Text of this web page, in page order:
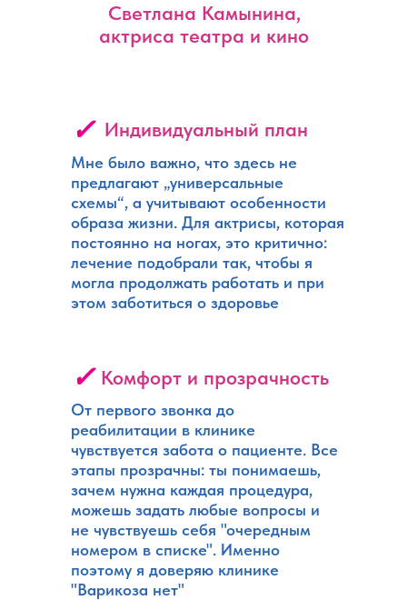
✓ Индивидуальный план
Мне было важно, что здесь не
предлагают „универсальные
схемы“, а учитывают особенности
образа жизни. Для актрисы, которая
постоянно на ногах, это критично:
лечение подобрали так, чтобы я
могла продолжать работать и при
этом заботиться о здоровье
✓ Комфорт и прозрачность
От первого звонка до
реабилитации в клинике
чувствуется забота о пациенте. Все
этапы прозрачны: ты понимаешь,
зачем нужна каждая процедура,
можешь задать любые вопросы и
не чувствуешь себя "очередным
номером в списке". Именно
поэтому я доверяю клинике
"Варикоза нет"
Светлана Камынина,
актриса театра и кино